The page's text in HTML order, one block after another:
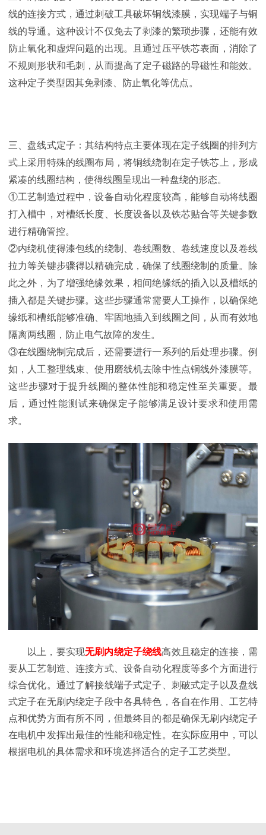
线的连接方式，通过刺破工具破坏铜线漆膜，实现端子与铜
线的导通。这种设计不仅免去了剥漆的繁琐步骤，还能有效
防止氧化和虚焊问题的出现。且通过压平铁芯表面，消除了
不规则形状和毛刺，从而提高了定子磁路的导磁性和能效。
这种定子类型因其免剥漆、防止氧化等优点。
三、盘线式定子：其结构特点主要体现在定子线圈的排列方
式上采用特殊的线圈布局，将铜线绕制在定子铁芯上，形成
紧凑的线圈结构，使得线圈呈现出一种盘绕的形态。
①工艺制造过程中，设备自动化程度较高，能够自动将线圈
打入槽中，对槽纸长度、长度设备以及铁芯贴合等关键参数
进行精确管控。
②内绕机使得漆包线的绕制、卷线圈数、卷线速度以及卷线
拉力等关键步骤得以精确完成，确保了线圈绕制的质量。除
此之外，为了增强绝缘效果，相间绝缘纸的插入以及槽纸的
插入都是关键步骤。这些步骤通常需要人工操作，以确保绝
缘纸和槽纸能够准确、牢固地插入到线圈之间，从而有效地
隔离两线圈，防止电气故障的发生。
③在线圈绕制完成后，还需要进行一系列的后处理步骤。例
如，人工整理线束、使用磨线机去除中性点铜线外漆膜等。
这些步骤对于提升线圈的整体性能和稳定性至关重要。最
后，通过性能测试来确保定子能够满足设计要求和使用需
求。
以上，要实现无刷内绕定子绕线高效且稳定的连接，需
要从工艺制造、连接方式、设备自动化程度等多个方面进行
综合优化。通过了解接线端子式定子、刺破式定子以及盘线
式定子在无刷内绕定子段中各具特色，各自在作用、工艺特
点和优势方面有所不同，但最终目的都是确保无刷内绕定子
在电机中发挥出最佳的性能和稳定性。在实际应用中，可以
根据电机的具体需求和环境选择适合的定子工艺类型。